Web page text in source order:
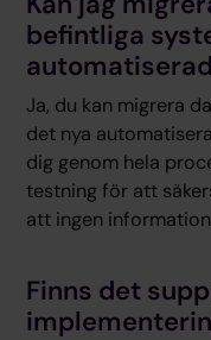
befintliga
Ja, du kan migrera
det nya
dig genom hela
testning för att
att ingen
Finns det